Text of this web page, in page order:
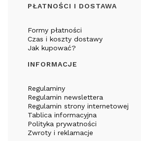
PŁATNOŚCI I DOSTAWA
Formy płatności
Czas i koszty dostawy
Jak kupować?
INFORMACJE
Regulaminy
Regulamin newslettera
Regulamin strony internetowej
Tablica informacyjna
Polityka prywatności
Zwroty i reklamacje